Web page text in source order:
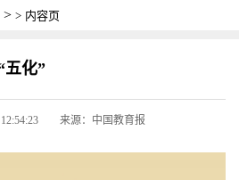
> > 内容页
五化”
来源：中国教育报